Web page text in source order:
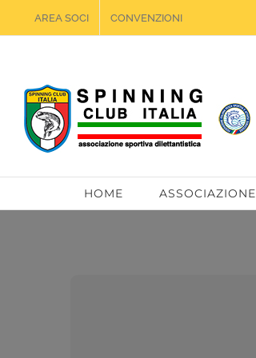
al
AREA SOCI CONVENZIONI
HOME ASSOCIAZIONE